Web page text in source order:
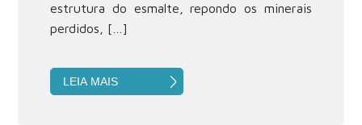
estrutura do esmalte, repondo os minerais
perdidos, […]
LEIA MAIS